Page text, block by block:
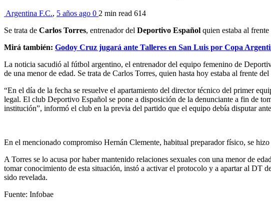
Argentina F.C., 5 años ago 0 2 min read 614
Se trata de Carlos Torres, entrenador del Deportivo Español quien estaba al
Mirá también: Godoy Cruz jugará ante Talleres en San Luis por Copa
La noticia sacudió al fútbol argentino, el entrenador del equipo femenino de
de una menor de edad. Se trata de Carlos Torres, quien hasta hoy estaba al frente
“En el día de la fecha se resuelve el apartamiento del director técnico del primer
legal. El club Deportivo Español se pone a disposición de la denunciante a fin de
institución”, informó el club en la previa del partido que el equipo debía disputar
En el mencionado compromiso Hernán Clemente, habitual preparador físico, se
A Torres se lo acusa por haber mantenido relaciones sexuales con una menor de
tomar conocimiento de esta situación, instó a activar el protocolo y a apartar al DT
sido revelada.
Fuente: Infobae